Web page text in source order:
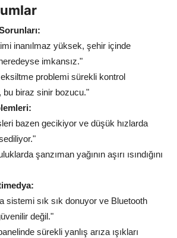
inanılmaz yüksek, şehir içinde
imkansız."
problemi sürekli kontrol
bu biraz sinir bozucu."
bazen gecikiyor ve düşük hızlarda
şanzıman yağının aşırı ısındığını
sistemi sık sık donuyor ve Bluetooth
değil."
sürekli yanlış arıza ışıkları